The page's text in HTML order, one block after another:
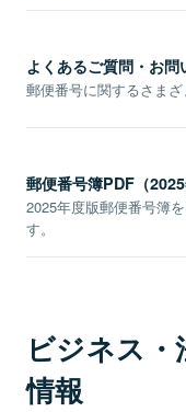
よくあるご質問・お問
郵便番号に関するさまざ
郵便番号簿PDF（2025
2025年度版郵便番号簿
す。
ビジネス
情報